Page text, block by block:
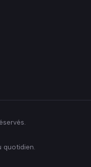
quotidien.